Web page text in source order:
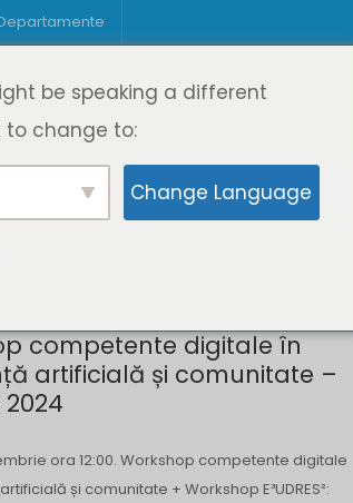
Educație
Oferta de cursuri
Educație digitală
competente digitale în
artificială și comunitate –
2024
ora 12:00. Workshop competente digitale
și comunitate + Workshop E³UDRES²:
be speaking a different
to change to:
Change Language